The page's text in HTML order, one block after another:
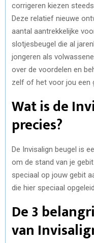
corrigeren kiezen
Deze relatief nieuwe
aantal aantrekkelijke
slotjesbeugel die al
jongeren als
over de voordelen en
zelf of het voor jou een
Wat is de
precies?
De Invisalign beugel is
om de stand van je
speciaal op jouw gebit
die hier speciaal
De 3
van